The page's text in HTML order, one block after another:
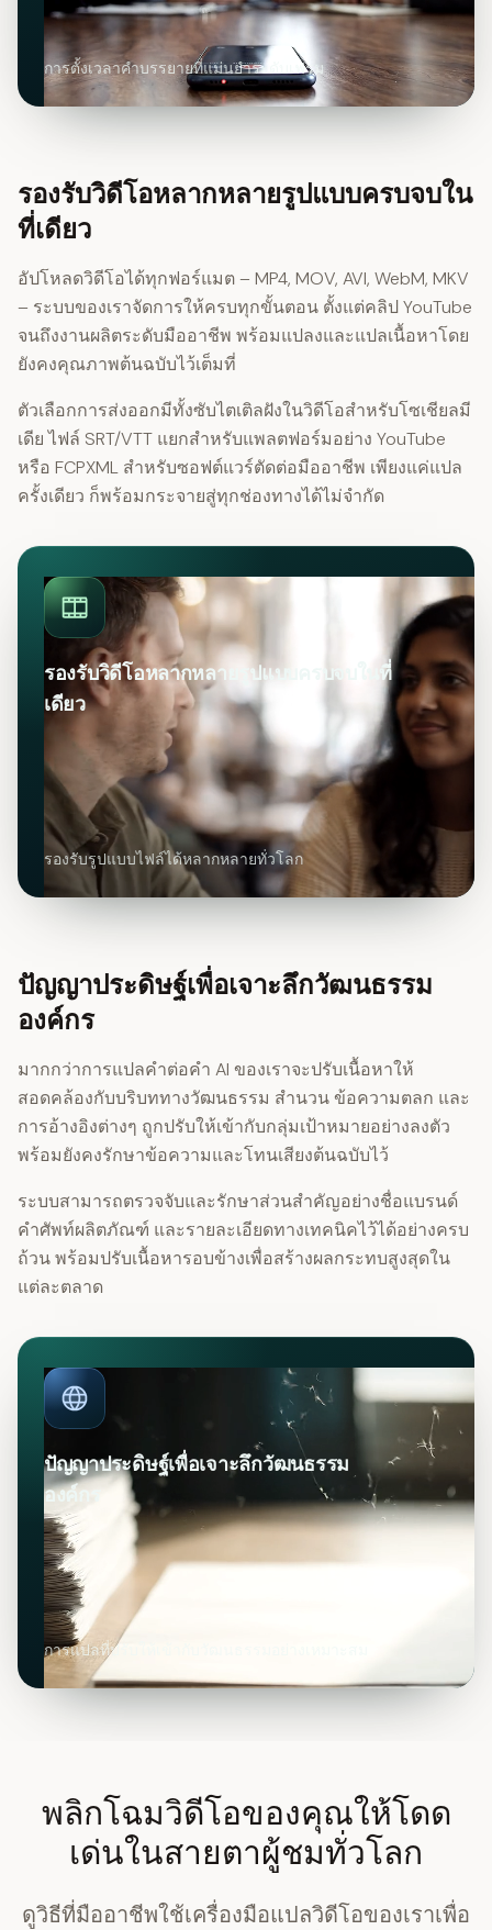
การตั้งเวลาคำบรรยายที่แม่นยำระดับเฟรม
รองรับวิดีโอหลากหลายรูปแบบครบจบใน
ที่เดียว
อัปโหลดวิดีโอได้ทุกฟอร์แมต – MP4, MOV, AVI, WebM, MKV
– ระบบของเราจัดการให้ครบทุกขั้นตอน ตั้งแต่คลิป YouTube
จนถึงงานผลิตระดับมืออาชีพ พร้อมแปลงและแปลเนื้อหาโดย
ยังคงคุณภาพต้นฉบับไว้เต็มที่
ตัวเลือกการส่งออกมีทั้งซับไตเติลฝังในวิดีโอสำหรับโซเชียลมี
เดีย ไฟล์ SRT/VTT แยกสำหรับแพลตฟอร์มอย่าง YouTube
หรือ FCPXML สำหรับซอฟต์แวร์ตัดต่อมืออาชีพ เพียงแค่แปล
ครั้งเดียว ก็พร้อมกระจายสู่ทุกช่องทางได้ไม่จำกัด
รองรับวิดีโอหลากหลายรูปแบบครบจบในที่
เดียว
รองรับรูปแบบไฟล์ได้หลากหลายทั่วโลก
ปัญญาประดิษฐ์เพื่อเจาะลึกวัฒนธรรม
องค์กร
มากกว่าการแปลคำต่อคำ AI ของเราจะปรับเนื้อหาให้
สอดคล้องกับบริบททางวัฒนธรรม สำนวน ข้อความตลก และ
การอ้างอิงต่างๆ ถูกปรับให้เข้ากับกลุ่มเป้าหมายอย่างลงตัว
พร้อมยังคงรักษาข้อความและโทนเสียงต้นฉบับไว้
ระบบสามารถตรวจจับและรักษาส่วนสำคัญอย่างชื่อแบรนด์
คำศัพท์ผลิตภัณฑ์ และรายละเอียดทางเทคนิคไว้ได้อย่างครบ
ถ้วน พร้อมปรับเนื้อหารอบข้างเพื่อสร้างผลกระทบสูงสุดใน
แต่ละตลาด
ปัญญาประดิษฐ์เพื่อเจาะลึกวัฒนธรรม
องค์กร
การแปลที่ปรับให้เข้ากับวัฒนธรรมอย่างเหมาะสม
พลิกโฉมวิดีโอของคุณให้โดด
เด่นในสายตาผู้ชมทั่วโลก
ดูวิธีที่มืออาชีพใช้เครื่องมือแปลวิดีโอของเราเพื่อ